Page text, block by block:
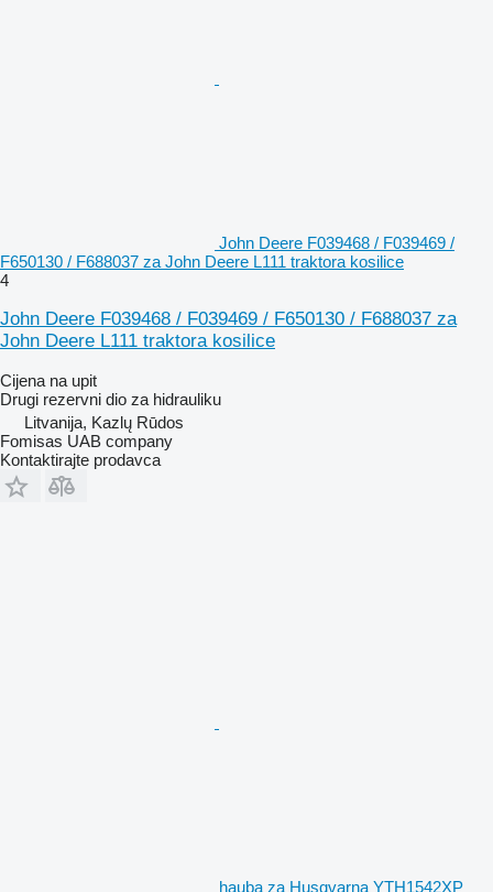
John Deere F039468 / F039469 /
F650130 / F688037 za John Deere L111 traktora kosilice
4
John Deere F039468 / F039469 / F650130 / F688037 za
John Deere L111 traktora kosilice
Cijena na upit
Drugi rezervni dio za hidrauliku
Litvanija, Kazlų Rūdos
Fomisas UAB company
Kontaktirajte prodavca
hauba za Husqvarna YTH1542XP